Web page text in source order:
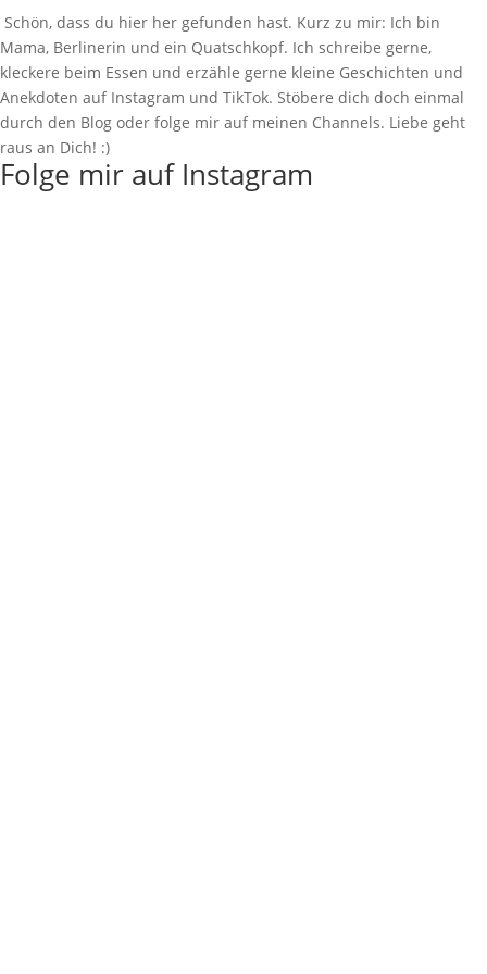
Schön, dass du hier her gefunden hast. Kurz zu mir: Ich bin
Mama, Berlinerin und ein Quatschkopf. Ich schreibe gerne,
kleckere beim Essen und erzähle gerne kleine Geschichten und
Anekdoten auf Instagram und TikTok. Stöbere dich doch einmal
durch den Blog oder folge mir auf meinen Channels. Liebe geht
raus an Dich! :)
Folge mir auf Instagram